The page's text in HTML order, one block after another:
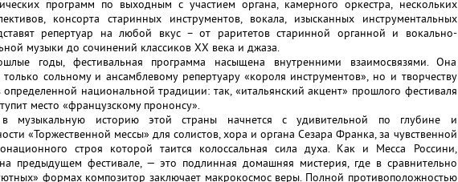
программ по выходным с участием органа, камерного оркестра, нескольких
консорта старинных инструментов, вокала, изысканных инструментальных
репертуар на любой вкус – от раритетов старинной органной и вокально-
музыки до сочинений классиков XX века и джаза.
годы, фестивальная программа насыщена внутренними взаимосвязями. Она
сольному и ансамблевому репертуару «короля инструментов», но и творчеству
определенной национальной традиции: так, «итальянский акцент» прошлого фестиваля
место «французскому прононсу».
в музыкальную историю этой страны начнется с удивительной по глубине и
«Торжественной мессы» для солистов, хора и органа Сезара Франка, за чувственной
строя которой таится колоссальная сила духа. Как и Месса Россини,
предыдущем фестивале, — это подлинная домашняя мистерия, где в сравнительно
формах композитор заключает макрокосмос веры. Полной противоположностью